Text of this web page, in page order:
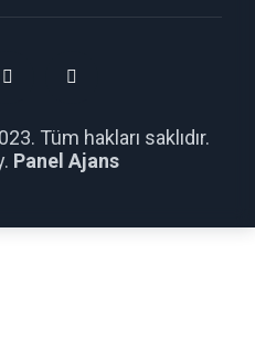
Tüm hakları saklıdır.
Panel Ajans